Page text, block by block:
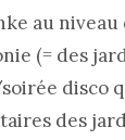
au
(= des
disco
des